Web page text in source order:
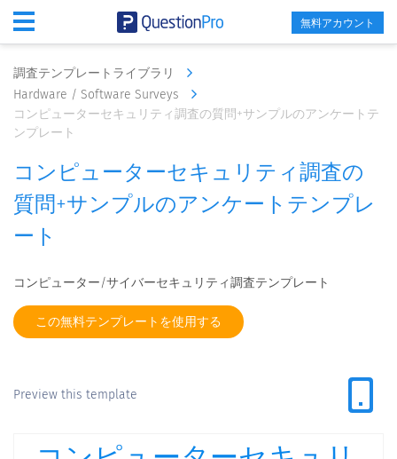
無料アカウント
調査テンプレートライブラリ
Hardware / Software Surveys
コンピューターセキュリティ調査の質問+サンプルのアンケートテ
ンプレート
コンピューターセキュリティ調査の
質問+サンプルのアンケートテンプレ
ート
コンピューター/サイバーセキュリティ調査テンプレート
この無料テンプレートを使用する
Preview this template